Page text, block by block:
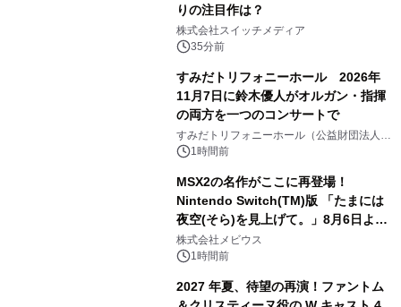
りの注目作は？
株式会社スイッチメディア
35分前
すみだトリフォニーホール 2026年
11月7日に鈴木優人がオルガン・指揮
の両方を一つのコンサートで
すみだトリフォニーホール（公益財団法人墨
田区文化振興財団）
1時間前
MSX2の名作がここに再登場！
Nintendo Switch(TM)版 「たまには
夜空(そら)を見上げて。」8月6日より
配信開始！
株式会社メビウス
1時間前
2027 年夏、待望の再演！ファントム